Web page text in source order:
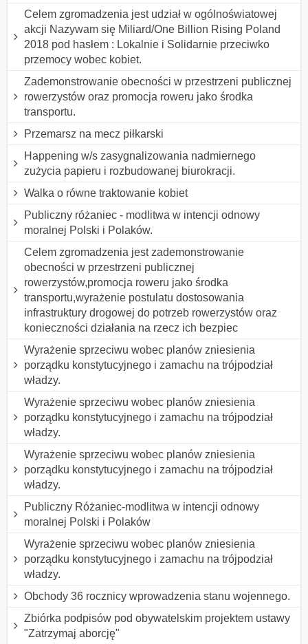
Celem zgromadzenia jest udział w ogólnoświatowej
akcji Nazywam się Miliard/One Billion Rising Poland
2018 pod hasłem : Lokalnie i Solidarnie przeciwko
przemocy wobec kobiet.
Zademonstrowanie obecności w przestrzeni publicznej
rowerzystów oraz promocja roweru jako środka
transportu.
Przemarsz na mecz piłkarski
Happening w/s zasygnalizowania nadmiernego
zużycia papieru i rozbudowanej biurokracji.
Walka o równe traktowanie kobiet
Publiczny różaniec - modlitwa w intencji odnowy
moralnej Polski i Polaków.
Celem zgromadzenia jest zademonstrowanie
obecności w przestrzeni publicznej
rowerzystów,promocja roweru jako środka
transportu,wyrażenie postulatu dostosowania
infrastruktury drogowej do potrzeb rowerzystów oraz
konieczności działania na rzecz ich bezpiec
Wyrażenie sprzeciwu wobec planów zniesienia
porządku konstytucyjnego i zamachu na trójpodział
władzy.
Wyrażenie sprzeciwu wobec planów zniesienia
porządku konstytucyjnego i zamachu na trójpodział
władzy.
Wyrażenie sprzeciwu wobec planów zniesienia
porządku konstytucyjnego i zamachu na trójpodział
władzy.
Publiczny Różaniec-modlitwa w intencji odnowy
moralnej Polski i Polaków
Wyrażenie sprzeciwu wobec planów zniesienia
porządku konstytucyjnego i zamachu na trójpodział
władzy.
Obchody 36 rocznicy wprowadzenia stanu wojennego.
Zbiórka podpisów pod obywatelskim projektem ustawy
"Zatrzymaj aborcję"